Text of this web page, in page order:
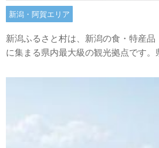
新潟・阿賀エリア
新潟ふるさと村は、新潟の食・特産
に集まる県内最大級の観光拠点です。